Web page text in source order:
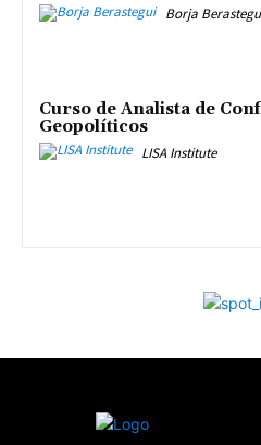
Borja
Curso de Analista de
Geopolíticos
LISA Institute